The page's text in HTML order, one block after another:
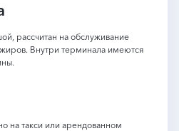
рассчитан на обслуживание
Внутри терминала имеются
на такси или арендованном